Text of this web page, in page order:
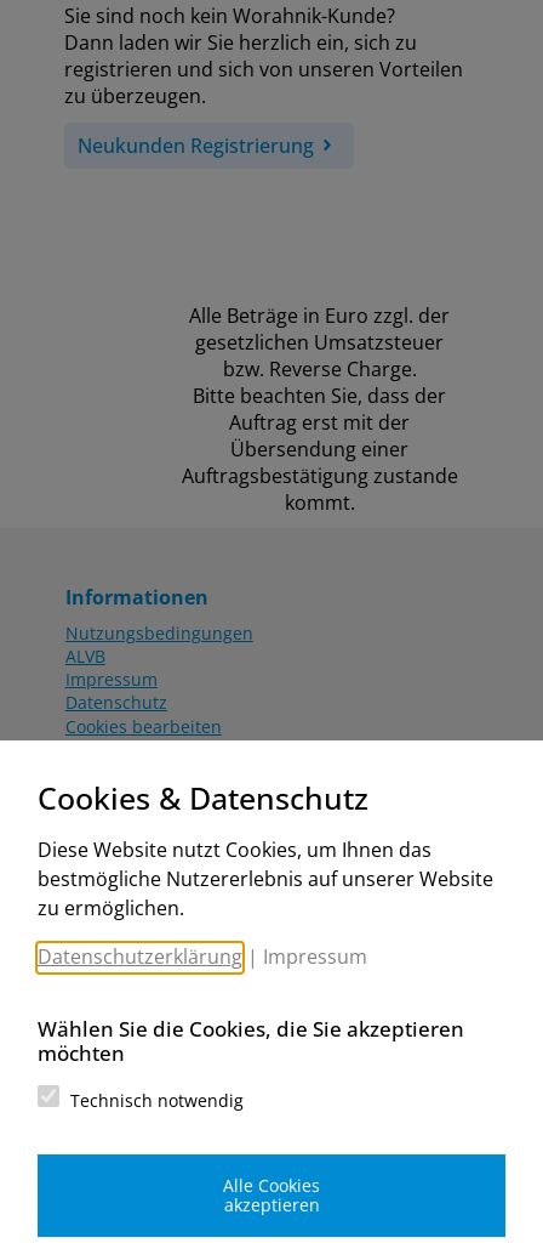
Sie sind noch kein Worahnik-Kunde?
Dann laden wir Sie herzlich ein, sich zu
registrieren und sich von unseren Vorteilen
zu überzeugen.
Neukunden Registrierung
Alle Beträge in Euro zzgl. der
gesetzlichen Umsatzsteuer
bzw. Reverse Charge.
Bitte beachten Sie, dass der
Auftrag erst mit der
Übersendung einer
Auftragsbestätigung zustande
kommt.
Informationen
Nutzungsbedingungen
ALVB
Impressum
Datenschutz
Cookies bearbeiten
Aktionsbedingungen
www.worahnik.at
Zentrale Köttlach
Michael Worahnik GmbH
Spenglerartikel
Industriestraße 90, Köttlach
Filiale Wien
Spenglerartikel
Cookies & Datenschutz
Diese Website nutzt Cookies, um Ihnen das
bestmögliche Nutzererlebnis auf unserer Website
zu ermöglichen.
Datenschutzerklärung | Impressum
Wählen Sie die Cookies, die Sie akzeptieren
möchten
Technisch notwendig
Alle Cookies
akzeptieren